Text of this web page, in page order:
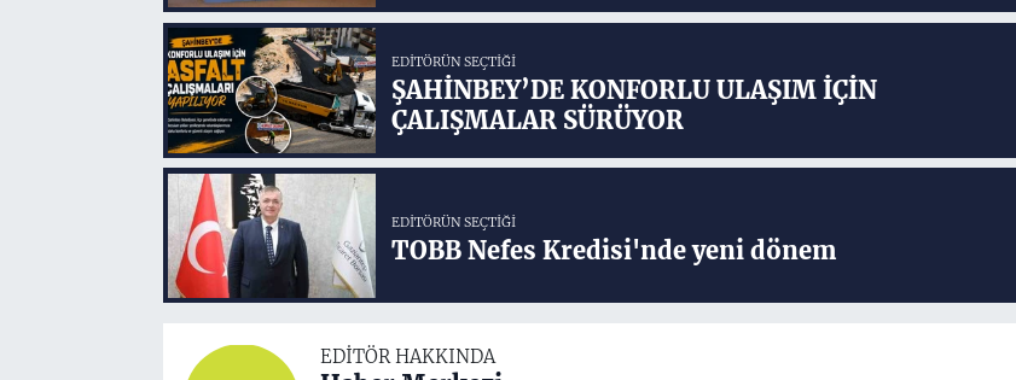
EDITÖRÜN SEÇTIĞI
ŞAHİNBEY’DE KONFORLU ULAŞIM İÇİN
ÇALIŞMALAR SÜRÜYOR
EDITÖRÜN SEÇTIĞI
TOBB Nefes Kredisi'nde yeni dönem
EDITÖR HAKKINDA